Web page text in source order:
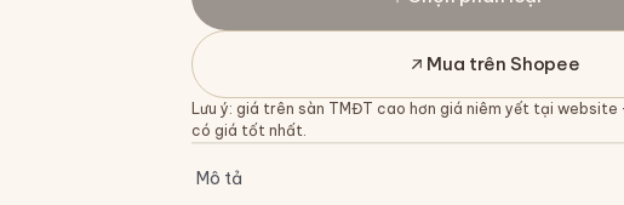
Mua trên Shopee
Lưu ý: giá trên sàn TMĐT cao hơn giá niêm yết tại
có giá tốt nhất.
Mô tả